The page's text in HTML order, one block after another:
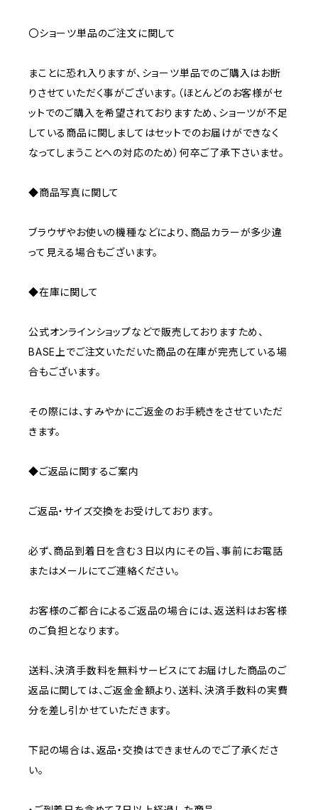
〇ショーツ単品のご注文に関して
まことに恐れ入りますが、ショーツ単品でのご購入はお断
りさせていただく事がございます。（ほとんどのお客様がセ
ットでのご購入を希望されておりますため、ショーツが不足
している商品に関しましてはセットでのお届けができなく
なってしまうことへの対応のため）何卒ご了承下さいませ。
◆商品写真に関して
ブラウザやお使いの機種などにより、商品カラーが多少違
って見える場合もございます。
◆在庫に関して
公式オンラインショップなどで販売しておりますため、
BASE上でご注文いただいた商品の在庫が完売している場
合もございます。
その際には、すみやかにご返金のお手続きをさせていただ
きます。
◆ご返品に関するご案内
ご返品・サイズ交換をお受けしております。
必ず、商品到着日を含む３日以内にその旨、事前にお電話
またはメールにてご連絡ください。
お客様のご都合によるご返品の場合には、返送料はお客様
のご負担となります。
送料、決済手数料を無料サービスにてお届けした商品のご
返品に関しては、ご返金金額より、送料、決済手数料の実費
分を差し引かせていただきます。
下記の場合は、返品・交換はできませんのでご了承くださ
い。